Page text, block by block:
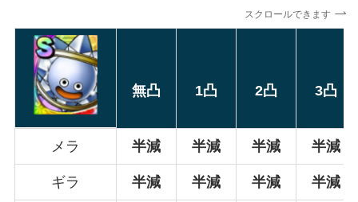
スクロールできます
無凸 1凸 2凸 3凸
メラ 半減 半減 半減 半減
ギラ 半減 半減 半減 半減